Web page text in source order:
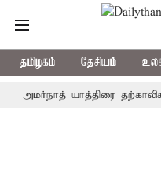
தமிழகம் தேசியம்
யாத்திரை தற்காலிகமாக